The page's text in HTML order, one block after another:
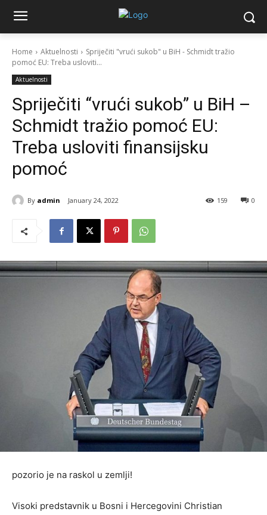
Home Aktuelnosti
Spriječiti "vrući sukob" u BiH - Schmidt tražio
pomoć EU: Treba usloviti...
Aktuelnosti
Spriječiti “vrući sukob” u BiH –
Schmidt tražio pomoć EU:
Treba usloviti finansijsku
pomoć
By admin January 24, 2022 0
159
pozorio je na raskol u zemlji!
Visoki predstavnik u Bosni i Hercegovini Christian